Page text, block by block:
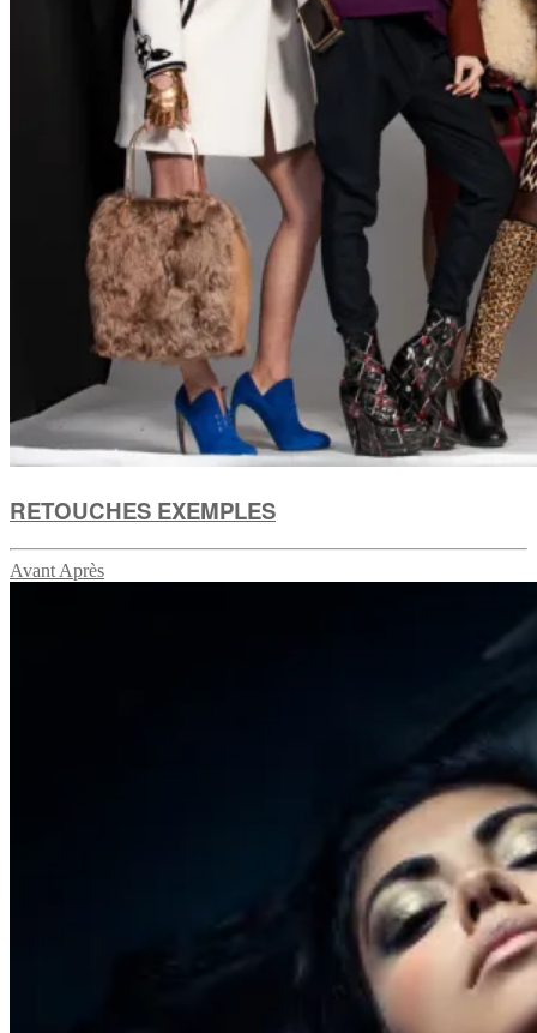
RETOUCHES EXEMPLES
Avant Après